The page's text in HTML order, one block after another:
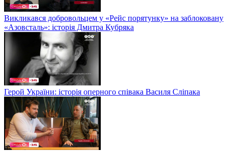
Викликався добровольцем у «Рейс порятунку» на заблоковану
«Азовсталь»: історія Дмитра Кубряка
Герой України: історія оперного співака Василя Сліпака